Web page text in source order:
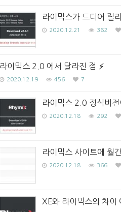
라이믹스가 드디어 릴
2020.12.21 362
라이믹스 2.0 에서 달라진 점
2020.12.19 456 7
라이믹스 2.0 정식버전
2020.12.18 292
라이믹스 사이트에 월
2020.12.18 366
XE와 라이믹스의 차이